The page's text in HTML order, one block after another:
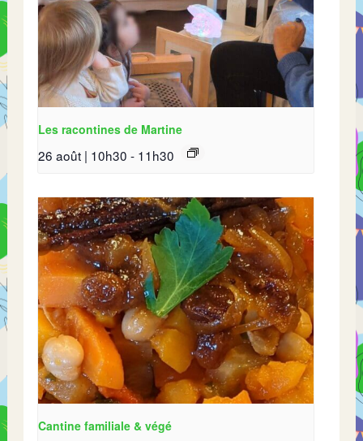
Les racontines de Martine
26 août | 10h30 - 11h30
Cantine familiale & végé